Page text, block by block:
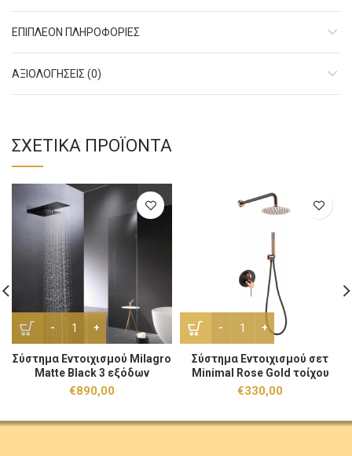
ΕΠΙΠΛΈΟΝ ΠΛΗΡΟΦΟΡΊΕΣ
ΑΞΙΟΛΟΓΉΣΕΙΣ (0)
ΣΧΕΤΙΚΆ ΠΡΟΪΌΝΤΑ
Σύστημα Εντοιχισμού Milagro Matte Βlack 3 εξόδων
Σύστημα Εντοιχισμού Milagro
Matte Βlack 3 εξόδων
€890,00
Σύστημα Εντοιχισμού σετ
Σύστημα Εντοιχισμού σετ
Minimal Rose Gold τοίχου
€330,00